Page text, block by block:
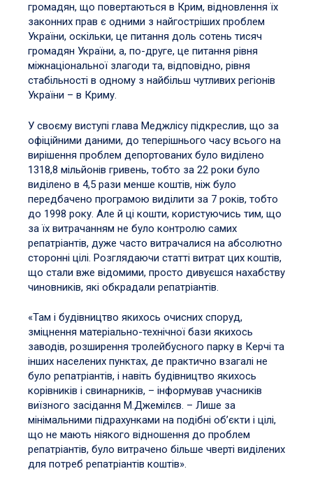
громадян, що повертаються в Крим, відновлення їх
законних прав є одними з найгостріших проблем
України, оскільки, це питання доль сотень тисяч
громадян України, а, по-друге, це питання рівня
міжнаціональної злагоди та, відповідно, рівня
стабільності в одному з найбільш чутливих регіонів
України – в Криму.
У своєму виступі глава Меджлісу підкреслив, що за
офіційними даними, до теперішнього часу всього на
вирішення проблем депортованих було виділено
1318,8 мільйонів гривень, тобто за 22 роки було
виділено в 4,5 рази менше коштів, ніж було
передбачено програмою виділити за 7 років, тобто
до 1998 року. Але й ці кошти, користуючись тим, що
за їх витрачанням не було контролю самих
репатріантів, дуже часто витрачалися на абсолютно
сторонні цілі. Розглядаючи статті витрат цих коштів,
що стали вже відомими, просто дивуєшся нахабству
чиновників, які обкрадали репатріантів.
«Там і будівництво якихось очисних споруд,
зміцнення матеріально-технічної бази якихось
заводів, розширення тролейбусного парку в Керчі та
інших населених пунктах, де практично взагалі не
було репатріантів, і навіть будівництво якихось
корівників і свинарників, – інформував учасників
виїзного засідання М.Джемілєв. – Лише за
мінімальними підрахунками на подібні об’єкти і цілі,
що не мають ніякого відношення до проблем
репатріантів, було витрачено більше чверті виділених
для потреб репатріантів коштів».